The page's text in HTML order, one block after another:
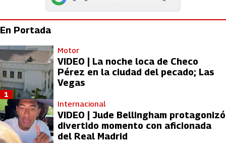
En Portada
Motor
VIDEO | La noche loca de Checo
Pérez en la ciudad del pecado; Las
Vegas
1
Internacional
VIDEO | Jude Bellingham protagonizó
divertido momento con aficionada
del Real Madrid